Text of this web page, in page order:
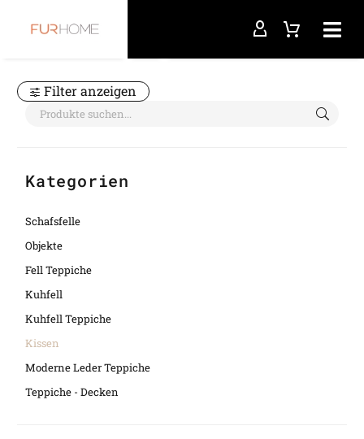
Filter anzeigen
Kategorien
Schafsfelle
Objekte
Fell Teppiche
Kuhfell
Kuhfell Teppiche
Kissen
Moderne Leder Teppiche
Teppiche - Decken